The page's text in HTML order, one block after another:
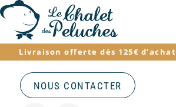
Livraison offerte dès 125€ d’achat
NOUS CONTACTER